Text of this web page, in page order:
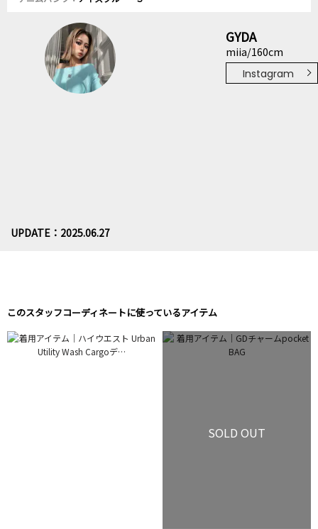
GYDA
miia/160cm
Instagram
UPDATE：2025.06.27
このスタッフコーディネートに使っているアイテム
SOLD OUT